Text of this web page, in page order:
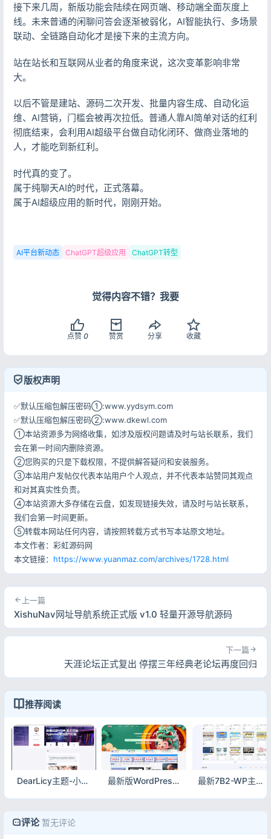
接下来几周，新版功能会陆续在网页端、移动端全面灰度上
线。未来普通的闲聊问答会逐渐被弱化，AI智能执行、多场景
联动、全链路自动化才是接下来的主流方向。
站在站长和互联网从业者的角度来说，这次变革影响非常
大。
以后不管是建站、源码二次开发、批量内容生成、自动化运
维、AI营销，门槛会被再次拉低。普通人靠AI简单对话的红利
彻底结束，会利用AI超级平台做自动化闭环、做商业落地的
人，才能吃到新红利。
时代真的变了。
属于纯聊天AI的时代，正式落幕。
属于AI超级应用的新时代，刚刚开始。
AI平台新动态 ChatGPT超级应用 ChatGPT转型
觉得内容不错？我要
点赞 0 赞赏 分享 收藏
版权声明
✅默认压缩包解压密码①:www.yydsym.com
✅默认压缩包解压密码②:www.dkewl.com
①本站资源多为网络收集，如涉及版权问题请及时与站长联系，我们
会在第一时间内删除资源。
②您购买的只是下载权限，不提供解答疑问和安装服务。
③本站用户发帖仅代表本站用户个人观点，并不代表本站赞同其观点
和对其真实性负责。
④本站资源大多存储在云盘，如发现链接失效，请及时与站长联系，
我们会第一时间更新。
⑤转载本网站任何内容，请按照转载方式书写本站原文地址。
本文作者：彩虹源码网
本文链接： https://www.yuanmaz.com/archives/1728.html
上一篇
XishuNav网址导航系统正式版 v1.0 轻量开源导航源码
下一篇
天涯论坛正式复出 停摆三年经典老论坛再度回归
推荐阅读
DearLicy主题-小众清新Typecho博客模板|简约优雅PHP全兼容 最新版WordPress网创资源美化主题整站源码 | 高颜值建站模板一键搭建 最新7B2-WP主题源码下载 - 简约美观资源站专用WordPress主题 附完整安装教程
评论 暂无评论